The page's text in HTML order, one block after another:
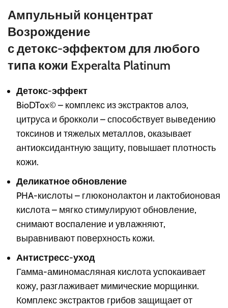
Ампульный концентрат
Возрождение
с детокс-эффектом для любого
типа кожи Experalta Platinum
Детокс-эффект
BioDTox© – комплекс из экстрактов алоэ,
цитруса и брокколи – способствует выведению
токсинов и тяжелых металлов, оказывает
антиоксидантную защиту, повышает плотность
кожи.
Деликатное обновление
PHA-кислоты – глюконолактон и лактобионовая
кислота – мягко стимулируют обновление,
снимают воспаление и увлажняют,
выравнивают поверхность кожи.
Антистресс-уход
Гамма-аминомасляная кислота успокаивает
кожу, разглаживает мимические морщинки.
Комплекс экстрактов грибов защищает от